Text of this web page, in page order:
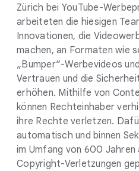
Zürich bei YouTube-
arbeiteten die hiesigen
Innovationen, die
machen, an Formaten wie
„Bumper“-Werbevideos
Vertrauen und die
erhöhen. Mithilfe von
können Rechteinhaber
ihre Rechte verletzen.
automatisch und binnen
im Umfang von 600 Jahren
Copyright-Verletzungen